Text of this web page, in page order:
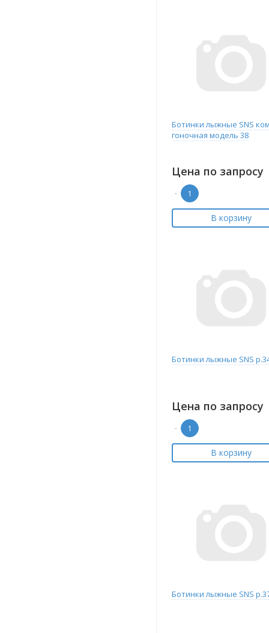
Ботинки лыжные SNS
гоночная модель 38
Цена по запросу
-
В корзину
Ботинки лыжные SNS
Цена по запросу
-
В корзину
Ботинки лыжные SNS